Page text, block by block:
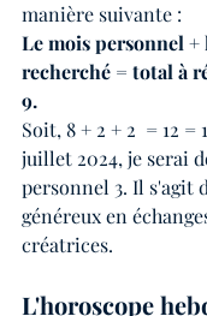
manière suivante :
Le mois personnel
recherché = total à
9.
Soit, 8 + 2 + 2  = 12 =
juillet 2024, je serai
personnel 3. Il s'agit
généreux en
créatrices.
L'horoscope